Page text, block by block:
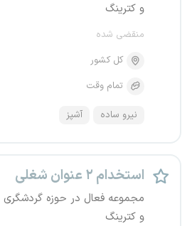
و کترینگ
منقضی شده
کل کشور
تمام وقت
نیرو ساده آشپز
استخدام ۲ عنوان شغلی
مجموعه فعال در حوزه گردشگری
و کترینگ